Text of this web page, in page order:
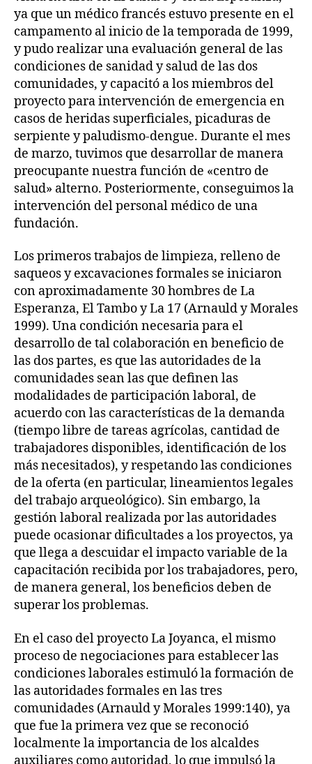
ya que un médico francés estuvo presente en el
campamento al inicio de la temporada de 1999,
y pudo realizar una evaluación general de las
condiciones de sanidad y salud de las dos
comunidades, y capacitó a los miembros del
proyecto para intervención de emergencia en
casos de heridas superficiales, picaduras de
serpiente y paludismo-dengue. Durante el mes
de marzo, tuvimos que desarrollar de manera
preocupante nuestra función de «centro de
salud» alterno. Posteriormente, conseguimos la
intervención del personal médico de una
fundación.
Los primeros trabajos de limpieza, relleno de
saqueos y excavaciones formales se iniciaron
con aproximadamente 30 hombres de La
Esperanza, El Tambo y La 17 (Arnauld y Morales
1999). Una condición necesaria para el
desarrollo de tal colaboración en beneficio de
las dos partes, es que las autoridades de la
comunidades sean las que definen las
modalidades de participación laboral, de
acuerdo con las características de la demanda
(tiempo libre de tareas agrícolas, cantidad de
trabajadores disponibles, identificación de los
más necesitados), y respetando las condiciones
de la oferta (en particular, lineamientos legales
del trabajo arqueológico). Sin embargo, la
gestión laboral realizada por las autoridades
puede ocasionar dificultades a los proyectos, ya
que llega a descuidar el impacto variable de la
capacitación recibida por los trabajadores, pero,
de manera general, los beneficios deben de
superar los problemas.
En el caso del proyecto La Joyanca, el mismo
proceso de negociaciones para establecer las
condiciones laborales estimuló la formación de
las autoridades formales en las tres
comunidades (Arnauld y Morales 1999:140), ya
que fue la primera vez que se reconoció
localmente la importancia de los alcaldes
auxiliares como autoridad, lo que impulsó la